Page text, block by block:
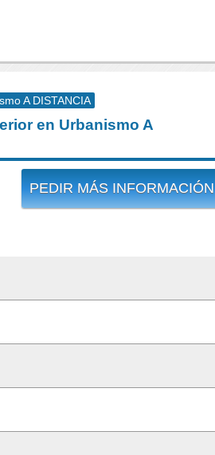
A DISTANCIA
en Urbanismo A
PEDIR MÁS INFORMACIÓN